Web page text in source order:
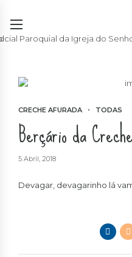
CRECHE AFURADA TODAS
Berçário da
5 Abril, 2018
Devagar, devagarinho lá